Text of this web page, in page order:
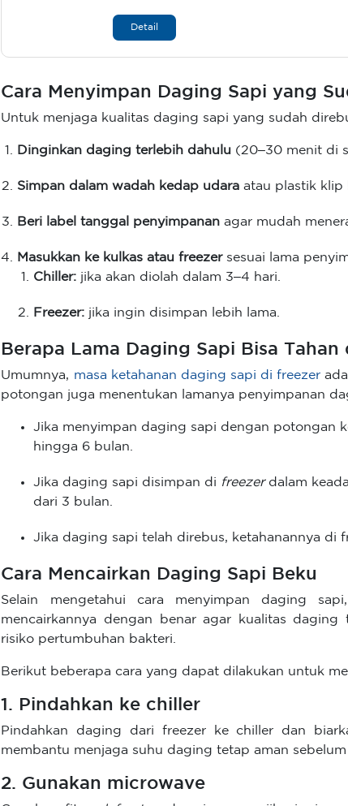
Detail
Cara Menyimpan Daging Sapi yang
Untuk menjaga kualitas daging sapi yang sudah
Dinginkan daging terlebih dahulu (20–30 menit di
Simpan dalam wadah kedap udara atau plastik klip
Beri label tanggal penyimpanan agar mudah
Masukkan ke kulkas atau freezersesuai lama
Chiller: jika akan diolah dalam 3–4 hari.
Freezer: jika ingin disimpan lebih lama.
Berapa Lama Daging Sapi Bisa Tahan
Umumnya, masa ketahanan daging sapi di freezer
potongan juga menentukan lamanya penyimpanan
Jika menyimpan daging sapi dengan potongan
hingga 6 bulan.
Jika daging sapi disimpan di freezerdalam
dari 3 bulan.
Jika daging sapi telah direbus, ketahanannya di
Cara Mencairkan Daging Sapi Beku
Selain mengetahui cara menyimpan daging
mencairkannya dengan benar agar kualitas
risiko pertumbuhan bakteri.
Berikut beberapa cara yang dapat dilakukan untuk
1. Pindahkan ke chiller
Pindahkan daging dari freezer ke chiller dan
membantu menjaga suhu daging tetap aman sebelum
2. Gunakan microwave